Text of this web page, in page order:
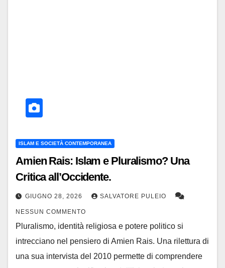
ISLAM E SOCIETÀ CONTEMPORANEA
Amien Rais: Islam e Pluralismo? Una
Critica all’Occidente.
GIUGNO 28, 2026 SALVATORE PULEIO
NESSUN COMMENTO
Pluralismo, identità religiosa e potere politico si
intrecciano nel pensiero di Amien Rais. Una rilettura di
una sua intervista del 2010 permette di comprendere